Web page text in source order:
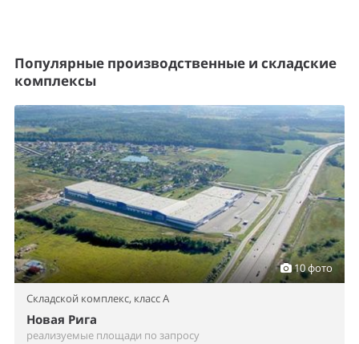
Популярные производственные и складские
комплексы
10 фото
Складской комплекс, класс A
Новая Рига
реализуемые площади по запросу